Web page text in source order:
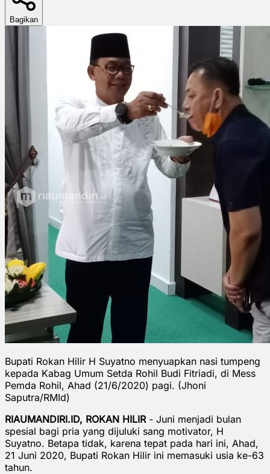
Bagikan
Bupati Rokan Hilir H Suyatno menyuapkan nasi tumpeng
kepada Kabag Umum Setda Rohil Budi Fitriadi, di Mess
Pemda Rohil, Ahad (21/6/2020) pagi. (Jhoni
Saputra/RMId)
RIAUMANDIRI.ID, ROKAN HILIR - Juni menjadi bulan
spesial bagi pria yang dijuluki sang motivator, H
Suyatno. Betapa tidak, karena tepat pada hari ini, Ahad,
21 Juni 2020, Bupati Rokan Hilir ini memasuki usia ke-63
tahun.